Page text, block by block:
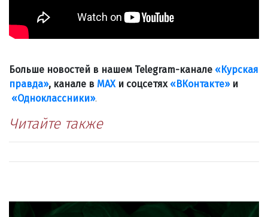
Больше новостей в нашем Telegram-канале «Курская
правда», канале в МАХи соцсетях «ВКонтакте»и
«Одноклассники».
Читайте также